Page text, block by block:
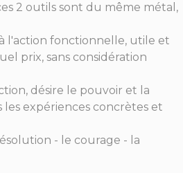
2 outils sont du même métal,
l'action fonctionnelle, utile et
prix, sans considération
désire le pouvoir et la
les expériences concrètes et
- le courage - la